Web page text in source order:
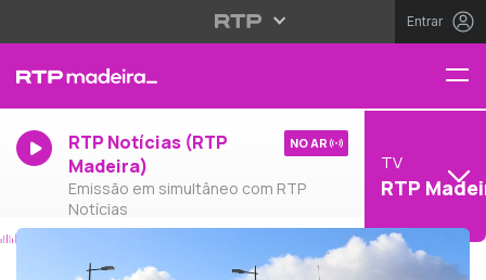
Entrar
RTP Notícias (RTP
Madeira)
Emissão em simultâneo com RTP
Notícias
NO AR
TV
RTP